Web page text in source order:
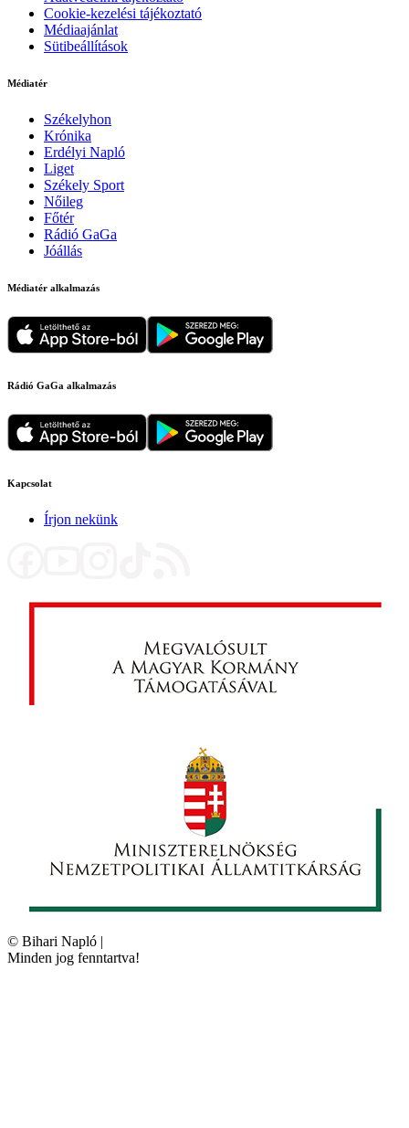
Cookie-kezelési tájékoztató
Médiaajánlat
Sütibeállítások
Médiatér
Székelyhon
Krónika
Erdélyi Napló
Liget
Székely Sport
Nőileg
Főtér
Rádió GaGa
Jóállás
Médiatér alkalmazás
Rádió GaGa alkalmazás
Kapcsolat
Írjon nekünk
© Bihari Napló |
Minden jog fenntartva!